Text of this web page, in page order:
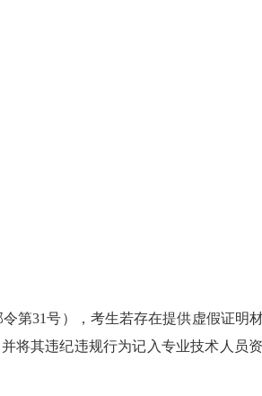
令第31号），考生若存在提供虚假证明
将其违纪违规行为记入专业技术人员